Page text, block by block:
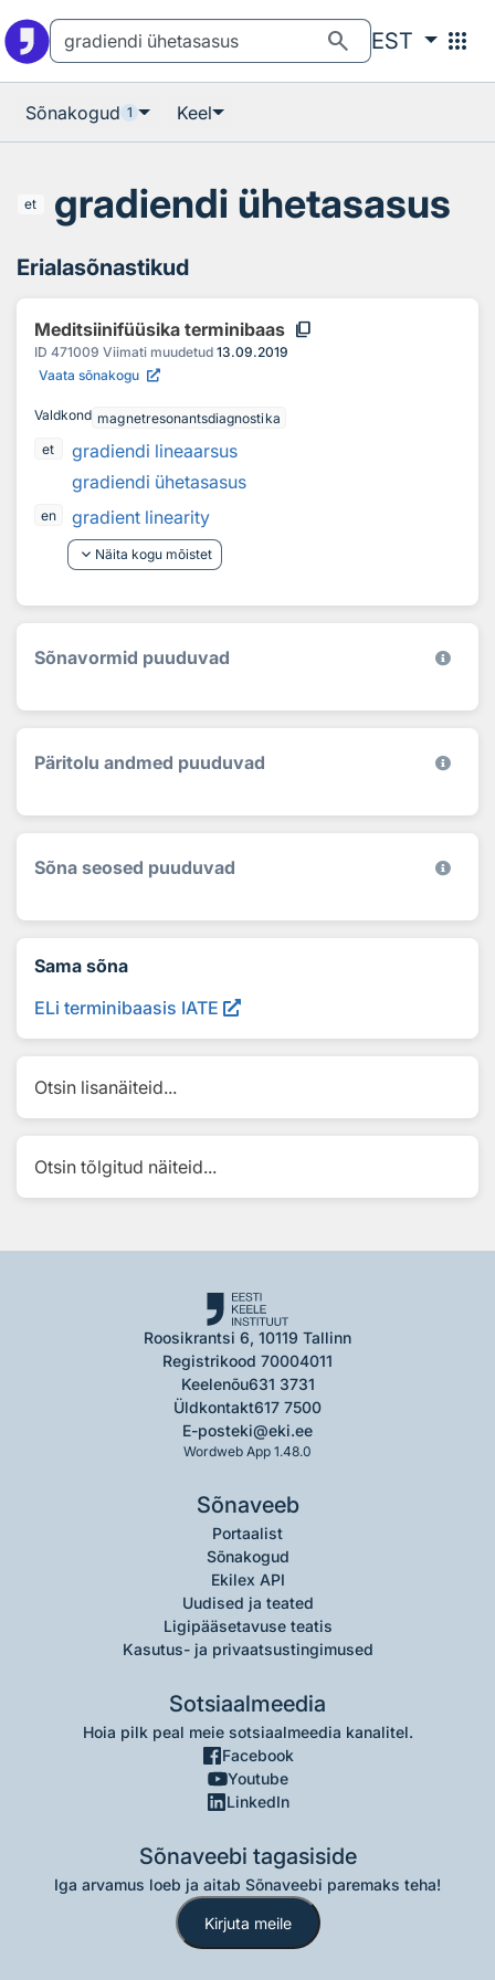
search EST apps
Sõnakogud 1 Keel
et gradiendi ühetasasus
Erialasõnastikud
Meditsiinifüüsika terminibaas content_copy
ID 471009 Viimati muudetud 13.09.2019
Vaata sõnakogu
Valdkond magnetresonantsdiagnostika
et
gradiendi lineaarsus
gradiendi ühetasasus
en
gradient linearity
keyboard_arrow_down Näita kogu mõistet
Sõnavormid puuduvad
Päritolu andmed puuduvad
Sõna seosed puuduvad
Sama sõna
ELi terminibaasis IATE
Otsin lisanäiteid...
Otsin tõlgitud näiteid...
Roosikrantsi 6, 10119 Tallinn
Registrikood 70004011
Keelenõu631 3731
Üldkontakt617 7500
E-posteki@eki.ee
Wordweb App 1.48.0
Sõnaveeb
Portaalist
Sõnakogud
Ekilex API
Uudised ja teated
Ligipääsetavuse teatis
Kasutus- ja privaatsustingimused
Sotsiaalmeedia
Hoia pilk peal meie sotsiaalmeedia kanalitel.
Facebook
Youtube
LinkedIn
Sõnaveebi tagasiside
Iga arvamus loeb ja aitab Sõnaveebi paremaks teha!
Kirjuta meile